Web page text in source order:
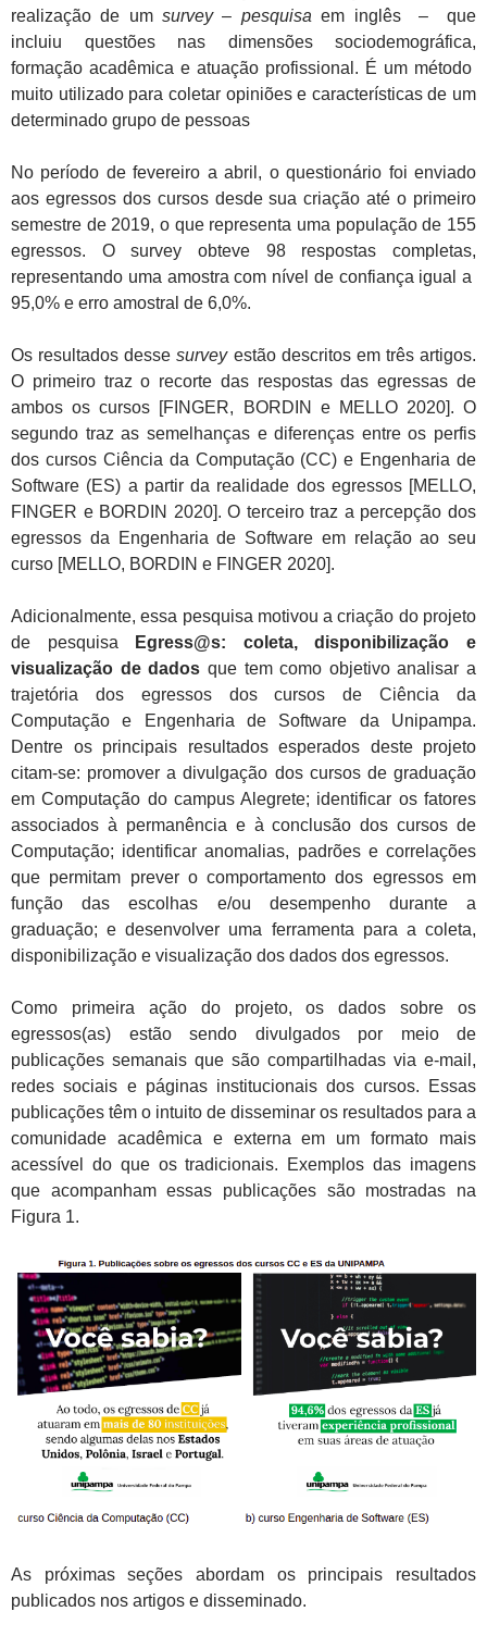
realização de umsurvey – pesquisa em inglês–
que
incluiu questões nas dimensões sociodemográfica,
formação acadêmica e atuação profissional. É um método
muito utilizado para coletar opiniões e características de um
determinado grupo de pessoas
No período de fevereiro a abril, o questionário foi enviado
aos egressos dos cursos desde sua criação até o primeiro
semestre de 2019, o que representa uma população de 155
egressos. O survey obteve 98 respostas completas,
representando uma amostra com nível de confiança igual a
95,0% e erro amostral de 6,0%.
Os resultados dessesurvey estão descritos em três artigos.
O primeiro traz o recorte das respostas das egressas de
ambos os cursos [FINGER, BORDIN e MELLO 2020]. O
segundo traz as semelhanças e diferenças entre os perfis
dos cursos Ciência da Computação (CC) e Engenharia de
Software (ES) a partir da realidade dos egressos [MELLO,
FINGER e BORDIN 2020]. O terceiro traz a percepção dos
egressos da Engenharia de Software em relação ao seu
curso [MELLO, BORDIN e FINGER 2020].
Adicionalmente, essa pesquisa motivou a criação do projeto
de pesquisa
Egress@s: coleta, disponibilização e
visualização de dados que tem como objetivo analisar a
trajetória dos egressos dos cursos de Ciência da
Computação e Engenharia de Software da Unipampa.
Dentre os principais resultados esperados deste projeto
citam-se: promover a divulgação dos cursos de graduação
em Computação do campus Alegrete; identificar os fatores
associados à permanência e à conclusão dos cursos de
Computação; identificar anomalias, padrões e correlações
que permitam prever o comportamento dos egressos em
função das escolhas e/ou desempenho durante a
graduação; e desenvolver uma ferramenta para a coleta,
disponibilização e visualização dos dados dos egressos.
Como primeira ação do projeto, os dados sobre os
egressos(as) estão sendo divulgados por meio de
publicações semanais que são compartilhadas via e-mail,
redes sociais e páginas institucionais dos cursos. Essas
publicações têm o intuito de disseminar os resultados para a
comunidade acadêmica e externa em um formato mais
acessível do que os tradicionais. Exemplos das imagens
que acompanham essas publicações são mostradas na
Figura 1.
As próximas seções abordam os principais resultados
publicados nos artigos e disseminado.